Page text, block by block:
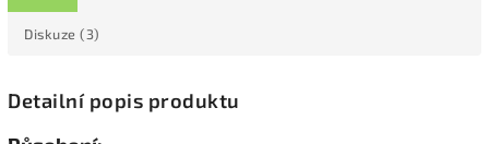
Diskuze (3)
Detailní popis produktu